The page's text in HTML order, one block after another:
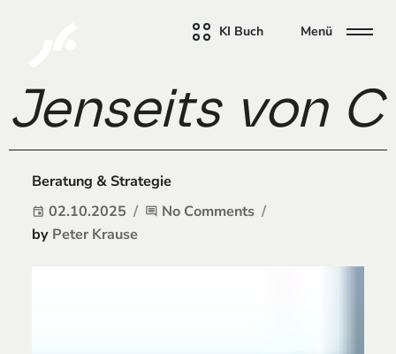
KI Buch Menü
Jenseits von
Beratung & Strategie
event 02.10.2025 comment No Comments
by Peter Krause